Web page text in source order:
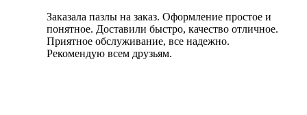
Заказала пазлы на заказ. Оформление простое и
понятное. Доставили быстро, качество отличное.
Приятное обслуживание, все надежно.
Рекомендую всем друзьям.